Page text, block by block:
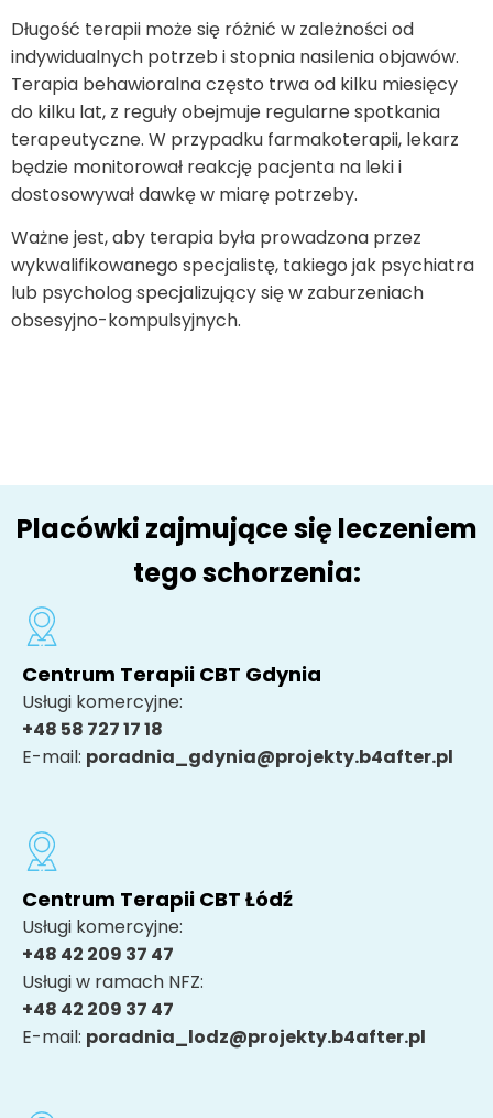
Długość terapii może się różnić w zależności od
indywidualnych potrzeb i stopnia nasilenia objawów.
Terapia behawioralna często trwa od kilku miesięcy
do kilku lat, z reguły obejmuje regularne spotkania
terapeutyczne. W przypadku farmakoterapii, lekarz
będzie monitorował reakcję pacjenta na leki i
dostosowywał dawkę w miarę potrzeby.
Ważne jest, aby terapia była prowadzona przez
wykwalifikowanego specjalistę, takiego jak psychiatra
lub psycholog specjalizujący się w zaburzeniach
obsesyjno-kompulsyjnych.
Placówki zajmujące się leczeniem
tego schorzenia:
Centrum Terapii CBT Gdynia
Usługi komercyjne:
+48 58 727 17 18
E-mail: poradnia_gdynia@projekty.b4after.pl
Centrum Terapii CBT Łódź
Usługi komercyjne:
+48 42 209 37 47
Usługi w ramach NFZ:
+48 42 209 37 47
E-mail: poradnia_lodz@projekty.b4after.pl